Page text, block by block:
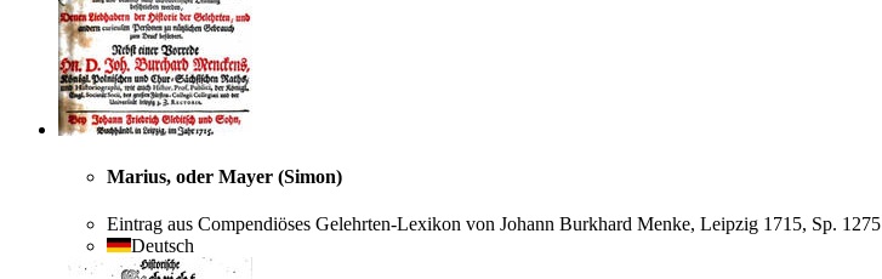
Marius, oder Mayer (Simon)
Eintrag aus Compendiöses Gelehrten-Lexikon von Johann Burkhard Menke, Leipzig 1715, Sp. 1275
Deutsch